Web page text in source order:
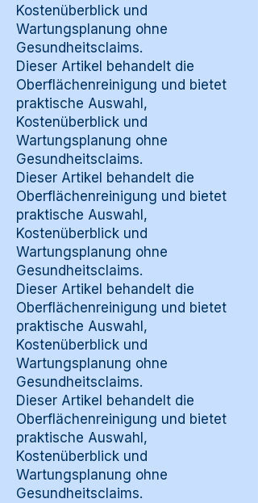
Kostenüberblick und
Wartungsplanung ohne
Gesundheitsclaims.
Dieser Artikel behandelt die
Oberflächenreinigung und bietet
praktische Auswahl,
Kostenüberblick und
Wartungsplanung ohne
Gesundheitsclaims.
Dieser Artikel behandelt die
Oberflächenreinigung und bietet
praktische Auswahl,
Kostenüberblick und
Wartungsplanung ohne
Gesundheitsclaims.
Dieser Artikel behandelt die
Oberflächenreinigung und bietet
praktische Auswahl,
Kostenüberblick und
Wartungsplanung ohne
Gesundheitsclaims.
Dieser Artikel behandelt die
Oberflächenreinigung und bietet
praktische Auswahl,
Kostenüberblick und
Wartungsplanung ohne
Gesundheitsclaims.